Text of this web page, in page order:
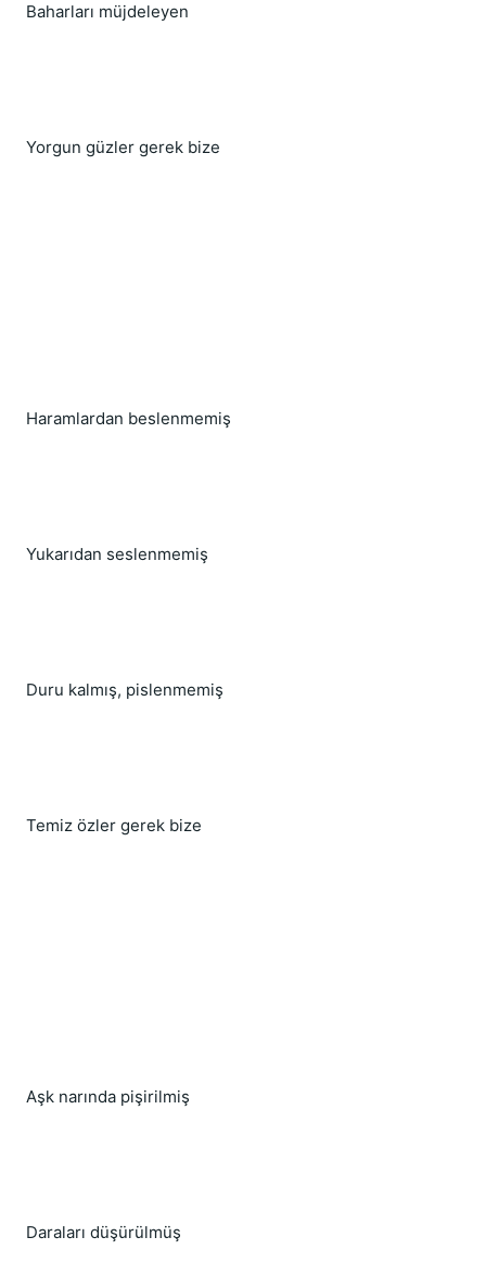
Baharları müjdeleyen
Yorgun güzler gerek bize
Haramlardan beslenmemiş
Yukarıdan seslenmemiş
Duru kalmış, pislenmemiş
Temiz özler gerek bize
Aşk narında pişirilmiş
Daraları düşürülmüş